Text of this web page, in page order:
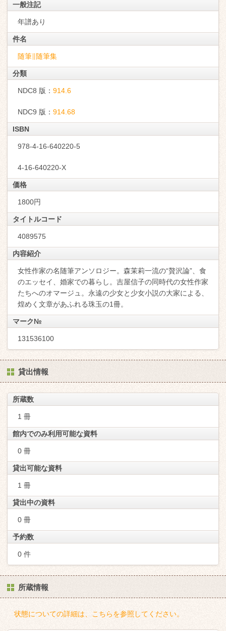
一般注記
年譜あり
件名
随筆∥随筆集
分類
NDC8 版： 914.6
NDC9 版： 914.68
ISBN
978-4-16-640220-5
4-16-640220-X
価格
1800円
タイトルコード
4089575
内容紹介
女性作家の名随筆アンソロジー。森茉莉一流の“贅沢論”、食
のエッセイ、婚家での暮らし。吉屋信子の同時代の女性作家
たちへのオマージュ。永遠の少女と少女小説の大家による、
煌めく文章があふれる珠玉の1冊。
マーク№
131536100
貸出情報
所蔵数
1 冊
館内でのみ利用可能な資料
0 冊
貸出可能な資料
1 冊
貸出中の資料
0 冊
予約数
0 件
所蔵情報
状態についての詳細は、こちらを参照してください。